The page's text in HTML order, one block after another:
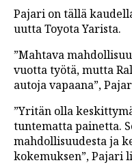
Pajari on tällä
uutta Toyota Yarista.
”Mahtava
vuotta työtä, mutta
autoja vapaana”,
”Yritän olla
tuntematta painetta.
mahdollisuudesta ja
kokemuksen”, Pajari
PODCASTIT
KOLUMNIT